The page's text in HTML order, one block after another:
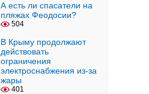
А есть ли спасатели на
пляжах Феодосии?
504
В Крыму продолжают
действовать
ограничения
электроснабжения из-за
жары
401